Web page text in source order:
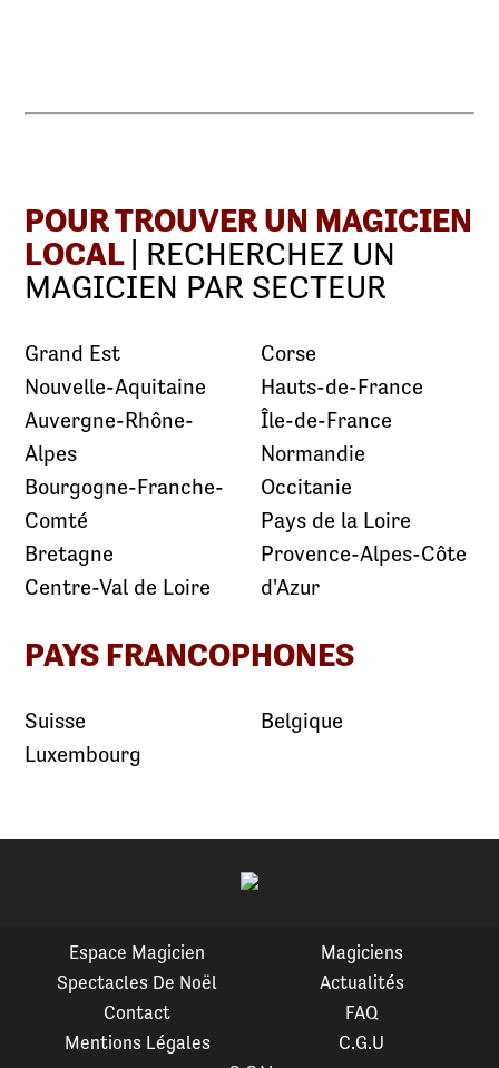
POUR TROUVER UN MAGICIEN
LOCAL | RECHERCHEZ UN
MAGICIEN PAR SECTEUR
Grand Est
Nouvelle-Aquitaine
Auvergne-Rhône-
Alpes
Bourgogne-Franche-
Comté
Bretagne
Centre-Val de Loire
Corse
Hauts-de-France
Île-de-France
Normandie
Occitanie
Pays de la Loire
Provence-Alpes-Côte
d'Azur
PAYS FRANCOPHONES
Suisse
Luxembourg
Belgique
Espace Magicien
Magiciens
Spectacles De Noël
Actualités
Contact
FAQ
Mentions Légales
C.G.U